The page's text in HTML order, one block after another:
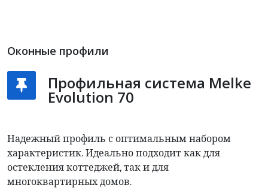
Оконные профили
Профильная система Melke
Evolution 70
Надежный профиль с оптимальным набором
характеристик. Идеально подходит как для
остекления коттеджей, так и для
многоквартирных домов.